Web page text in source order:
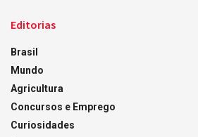
Editorias
Brasil
Mundo
Agricultura
Concursos e Emprego
Curiosidades